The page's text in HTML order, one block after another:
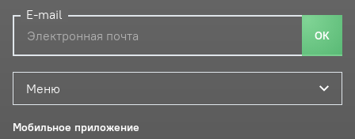
Меню
Мобильное приложение
E-mail
ОК